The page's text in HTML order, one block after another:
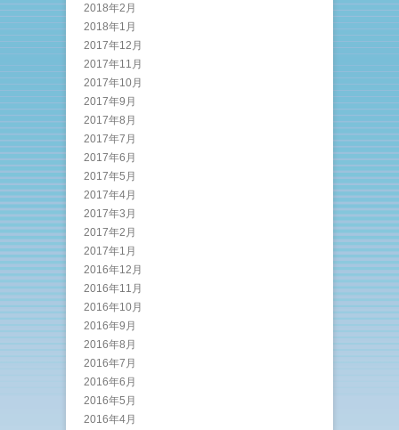
2018年2月
2018年1月
2017年12月
2017年11月
2017年10月
2017年9月
2017年8月
2017年7月
2017年6月
2017年5月
2017年4月
2017年3月
2017年2月
2017年1月
2016年12月
2016年11月
2016年10月
2016年9月
2016年8月
2016年7月
2016年6月
2016年5月
2016年4月